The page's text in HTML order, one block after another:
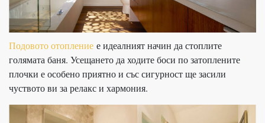
Подовото отопление е идеалният начин да стоплите
голямата баня. Усещането да ходите боси по затоплените
плочки е особено приятно и със сигурност ще засили
чуството ви за релакс и хармония.